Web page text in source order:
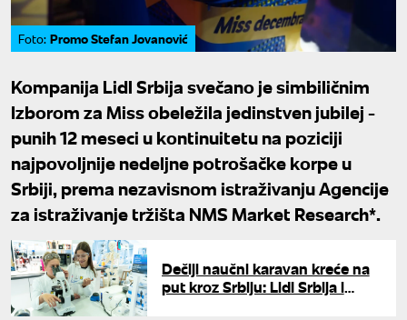
Foto: Promo Stefan Jovanović
Kompanija Lidl Srbija svečano je simbiličnim
Izborom za Miss obeležila jedinstven jubilej -
punih 12 meseci u kontinuitetu na poziciji
najpovoljnije nedeljne potrošačke korpe u
Srbiji, prema nezavisnom istraživanju Agencije
za istraživanje tržišta NMS Market Research*.
Dečiji naučni karavan kreće na
put kroz Srbiju: Lidl Srbija i